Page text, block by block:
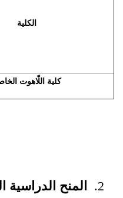
الكلية
كلية اللّاهوت
المنح